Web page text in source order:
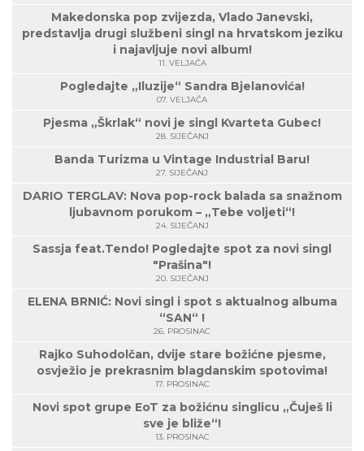
Makedonska pop zvijezda, Vlado Janevski,
predstavlja drugi službeni singl na hrvatskom jeziku
i najavljuje novi album!
11. VELJAČA
Pogledajte „Iluzije“ Sandra Bjelanovića!
07. VELJAČA
Pjesma „Škrlak“ novi je singl Kvarteta Gubec!
28. SIJEČANJ
Banda Turizma u Vintage Industrial Baru!
27. SIJEČANJ
DARIO TERGLAV: Nova pop-rock balada sa snažnom
ljubavnom porukom – „Tebe voljeti“!
24. SIJEČANJ
Sassja feat.Tendo! Pogledajte spot za novi singl
"Prašina"!
20. SIJEČANJ
ELENA BRNIĆ: Novi singl i spot s aktualnog albuma
“SAN“ !
26. PROSINAC
Rajko Suhodolčan, dvije stare božićne pjesme,
osvježio je prekrasnim blagdanskim spotovima!
17. PROSINAC
Novi spot grupe EoT za božićnu singlicu „Čuješ li
sve je bliže“!
13. PROSINAC